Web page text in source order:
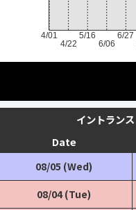
4/01
4/22
5/16
6/06
6/27
イントランス
Date
08/05 (Wed)
08/04 (Tue)